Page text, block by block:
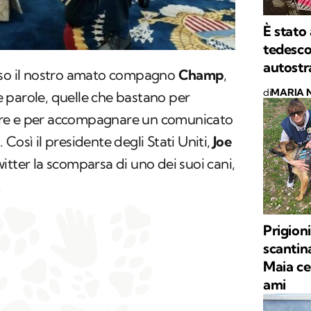
il nostro amato compagno Champ,
parole, quelle che bastano per
e per accompagnare un comunicato
il presidente degli Stati Uniti, Joe
la scomparsa di uno dei suoi cani,
È
diMARIA
Maia
ami